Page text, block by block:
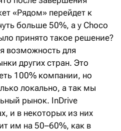
«Рядом» перейдет к
больше 50%, а у Choco
принято такое решение?
возможность для
других стран. Это
100% компании, но
локально, а так мы
рынок. InDrive
и в некоторых из них
им на 50–60%, как в